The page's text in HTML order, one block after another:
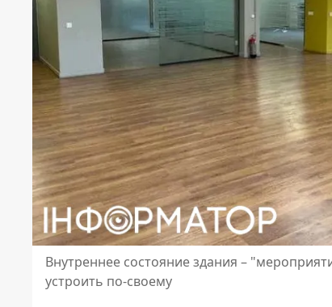
Внутреннее состояние здания –
устроить по-своему